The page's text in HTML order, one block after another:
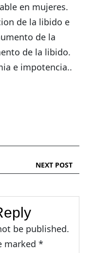
en mujeres.
de la libido e
de la
de la libido.
e impotencia..
NEXT POST
be published.
marked *